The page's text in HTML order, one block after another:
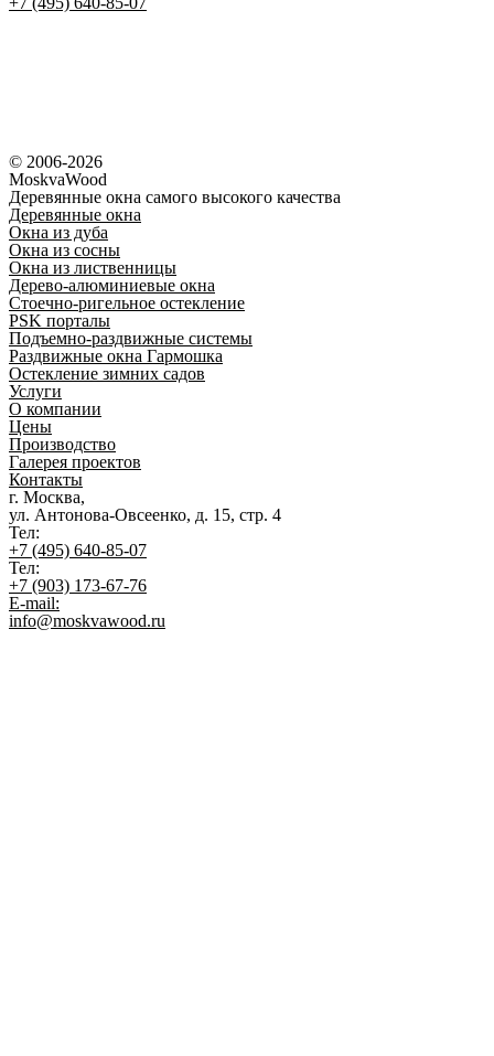
© 2006-2026
MoskvaWood
Деревянные окна самого высокого качества
Деревянные окна
Окна из дуба
Окна из сосны
Окна из лиственницы
Дерево-алюминиевые окна
Стоечно-ригельное остекление
PSK порталы
Подъемно-раздвижные системы
Раздвижные окна Гармошка
Остекление зимних садов
Услуги
О компании
Цены
Производство
Галерея проектов
Контакты
г. Москва,
ул. Антонова-Овсеенко, д. 15, стр. 4
Тел:
+7 (495) 640-85-07
Тел:
+7 (903) 173-67-76
E-mail:
info@moskvawood.ru